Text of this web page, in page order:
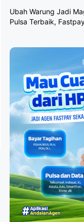
Ubah Warung Jadi
Pulsa Terbaik,